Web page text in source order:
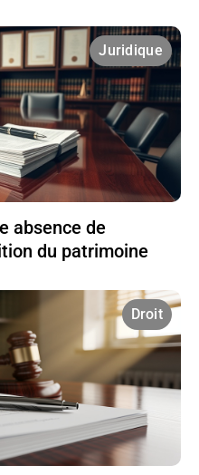
Juridique
absence de
du patrimoine
Droit